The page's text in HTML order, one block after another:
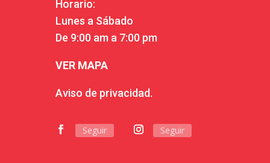
Horario:
Lunes a Sábado
De 9:00 am a 7:00 pm
VER MAPA
Aviso de privacidad.
Seguir Seguir